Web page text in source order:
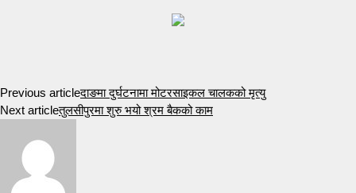
Previous articleदाङमा दुर्घटनामा मोटरसाइकल चालकको मृत्यु
Next articleतुलसीपुरमा शुरु भयो श्रम बैकको काम